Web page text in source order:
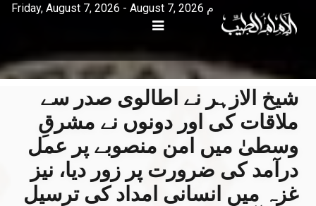
Friday, August 7, 2026 - August 7, 2026 م
شیخ الازہر نے اطالوی صدر سے
ملاقات کی اور دونوں نے مشرقِ
وسطیٰ میں امن منصوبے پر عمل
درآمد کی ضرورت پر زور دیا، نیز
غزہ میں انسانی امداد کی ترسیل